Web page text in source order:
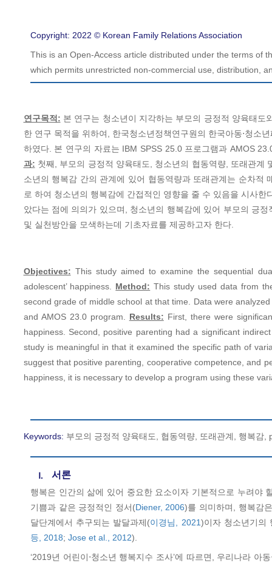
Copyright: 2022 © Korean Family Relations Association
This is an Open-Access article distributed under the terms of
which permits unrestricted non-commercial use, distribution,
연구목적: 본 연구는 청소년이 지각하는 부모의 긍정적 양육태
한 연구 목적을 위하여, 한국청소년정책연구원의 한국아동⋅청소
하였다. 본 연구의 자료는 IBM SPSS 25.0 프로그램과 AMOS
과: 첫째, 부모의 긍정적 양육태도, 청소년의 협동역량, 또래관
소년의 행복감 간의 관계에 있어 협동역량과 또래관계는 순차적
로 하여 청소년의 행복감에 간접적인 영향을 줄 수 있음을 시사
았다는 점에 의의가 있으며, 청소년의 행복감에 있어 부모의 긍
및 실천방안을 모색하는데 기초자료를 제공하고자 한다.
Objectives: This study aimed to examine the sequential
adolescent’ happiness. Method: This study used data from
second grade of middle school at that time. Data were
and AMOS 23.0 program. Results: First, there were
happiness. Second, positive parenting had a significant
study is meaningful in that it examined the specific path of
suggest that positive parenting, cooperative competence, and
happiness, it is necessary to develop a program using these
Keywords: 부모의 긍정적 양육태도, 협동역량, 또래관계, 행복
Ⅰ. 서론
행복은 인간의 삶에 있어 중요한 요소이자 기본적으로 누려야
기쁨과 같은 긍정적인 정서(Diener, 2006)를 의미하며, 행복감
달단계에서 추구되는 발달과제(이경님, 2021)이자 청소년기의
등, 2018; Jose et al., 2012).
‘2019년 어린이⋅청소년 행복지수 조사’에 따르면, 우리나라